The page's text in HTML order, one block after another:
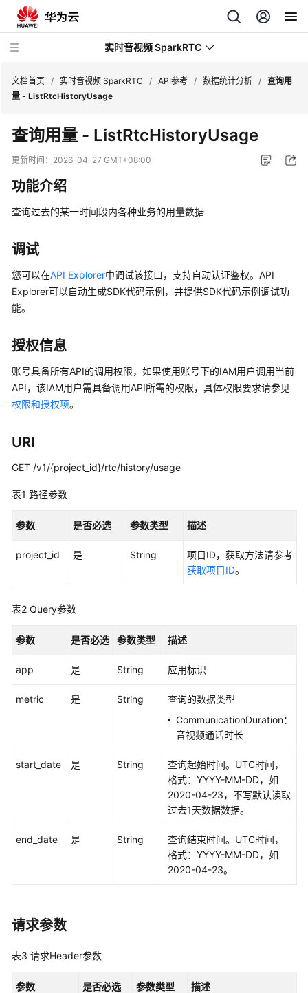
实时音视频 SparkRTC
最
新
动
务
告
产
品
快
速
入
门
户
指
佳
践
考
览
示
文档首页 / 实时音视频 SparkRTC / API参考 / 数据统计分析 / 查询用
量 - ListRtcHistoryUsage
查询用量 - ListRtcHistoryUsage
更新时间： 2026-04-27 GMT+08:00
功能介绍
查询过去的某一时间段内各种业务的用量数据
调试
您可以在API Explorer中调试该接口，支持自动认证鉴权。API
Explorer可以自动生成SDK代码示例，并提供SDK代码示例调试功
能。
授权信息
账号具备所有API的调用权限，如果使用账号下的IAM用户调用当前
API，该IAM用户需具备调用API所需的权限，具体权限要求请参见
权限和授权项。
URI
GET /v1/{project_id}/rtc/history/usage
表1 路径参数
参数 是否必选 参数类型 描述
project_id 是 String
项目ID，获取方法请参考
获取项目ID。
表2 Query参数
参数 是否必选 参数类型 描述
app 是 String 应用标识
metric 是 String
查询的数据类型
CommunicationDuration：
音视频通话时长
start_date 是 String
查询起始时间。UTC时间，
格式：YYYY-MM-DD，如
2020-04-23，不写默认读取
过去1天数据数据。
end_date 是 String
查询结束时间。UTC时间，
格式：YYYY-MM-DD，如
2020-04-23。
请求参数
表3 请求Header参数
参数 是否必选 参数类型 描述